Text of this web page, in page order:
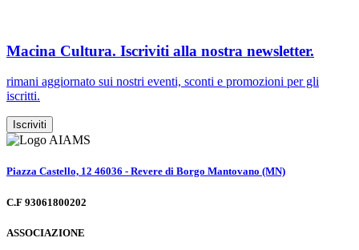
Macina Cultura. Iscriviti alla nostra newsletter.
rimani aggiornato sui nostri eventi, sconti e promozioni per gli
iscritti.
Iscriviti
Piazza Castello, 12 46036 - Revere di Borgo Mantovano (MN)
C.F 93061800202
ASSOCIAZIONE